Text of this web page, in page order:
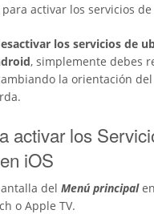
activar los servicios
los servicios de
, simplemente debes
la orientación
activar los
iOS
del Menú principal
o Apple TV.